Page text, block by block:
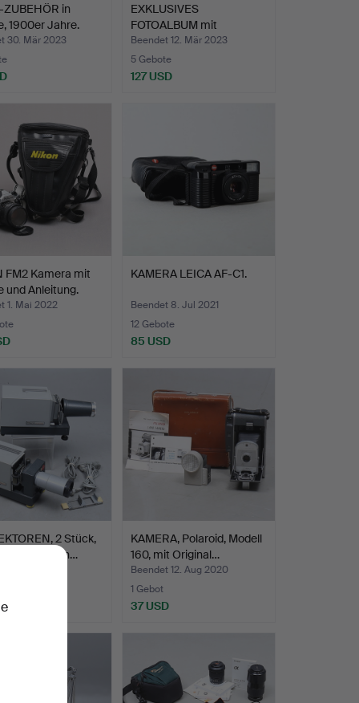
ZUBEHÖR in
1900er Jahre.
30. Mär 2023
EXKLUSIVES
FOTOALBUM mit
Visitenkartenfoto…
Beendet 12. Mär 2023
5 Gebote
127 USD
FM2 Kamera mit
und Anleitung.
1. Mai 2022
KAMERA LEICA AF-C1.
Beendet 8. Jul 2021
12 Gebote
85 USD
2 Stück,
Universal, Ern…
KAMERA, Polaroid, Modell
160, mit Original…
Beendet 12. Aug 2020
1 Gebot
37 USD